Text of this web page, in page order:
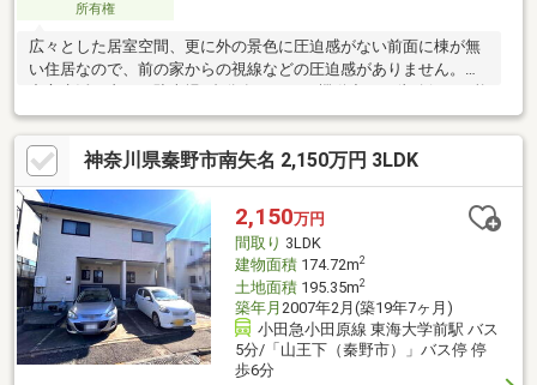
所有権
広々とした居室空間、更に外の景色に圧迫感がない前面に棟が無
い住居なので、前の家からの視線などの圧迫感がありません。車
です。その上閑静な住宅街立地の物件だから、オンオフのメリハ
リがつきます。更にプロパンガスの災害時の比較的早い復旧は安
心材料です。住友林業の建物です。
神奈川県秦野市南矢名 2,150万円 3LDK
2,150万円
間取り 3LDK
建物面積174.72m2
土地面積195.35m2
築年月 2007年2月(築19年7ヶ月)
小田急小田原線 東海大学前駅 バス
5分/「山王下（秦野市）」バス停 停
歩6分